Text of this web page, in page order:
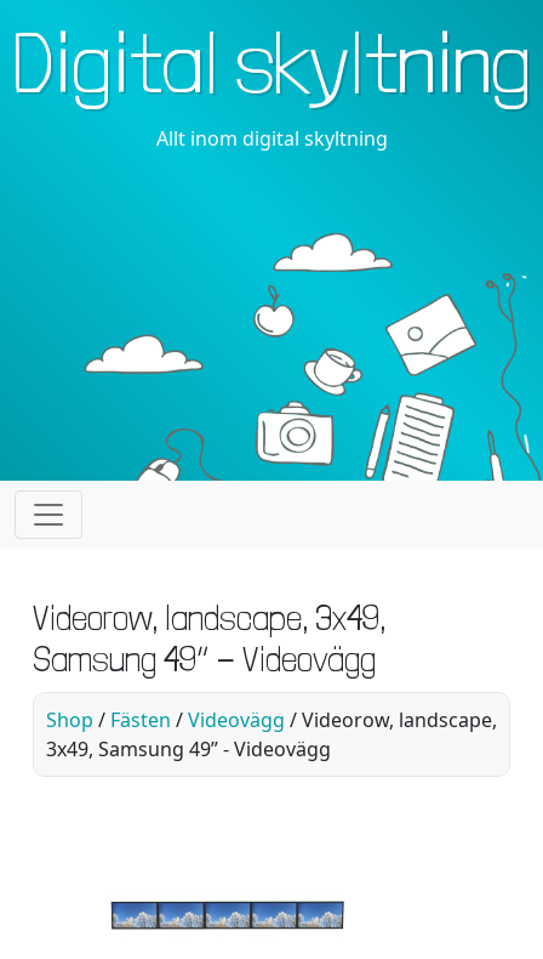
Digital skyltning
Allt inom digital skyltning
Videorow, landscape, 3x49,
Samsung 49” - Videovägg
Shop / Fästen /Videovägg / Videorow, landscape,
3x49, Samsung 49” - Videovägg